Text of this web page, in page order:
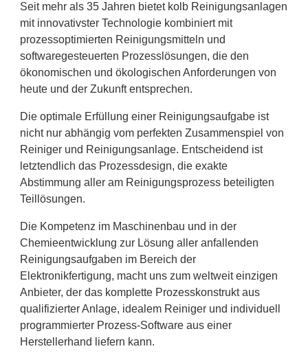
Seit mehr als 35 Jahren bietet kolb Reinigungsanlagen
mit innovativster Technologie kombiniert mit
prozessoptimierten Reinigungsmitteln und
softwaregesteuerten Prozesslösungen, die den
ökonomischen und ökologischen Anforderungen von
heute und der Zukunft entsprechen.
Die optimale Erfüllung einer Reinigungsaufgabe ist
nicht nur abhängig vom perfekten Zusammenspiel von
Reiniger und Reinigungsanlage. Entscheidend ist
letztendlich das Prozessdesign, die exakte
Abstimmung aller am Reinigungsprozess beteiligten
Teillösungen.
Die Kompetenz im Maschinenbau und in der
Chemieentwicklung zur Lösung aller anfallenden
Reinigungsaufgaben im Bereich der
Elektronikfertigung, macht uns zum weltweit einzigen
Anbieter, der das komplette Prozesskonstrukt aus
qualifizierter Anlage, idealem Reiniger und individuell
programmierter Prozess-Software aus einer
Herstellerhand liefern kann.